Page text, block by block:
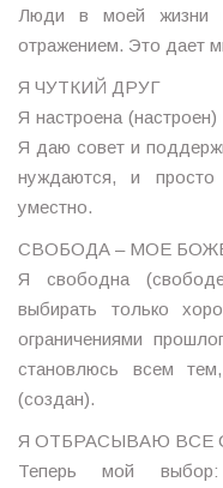
Люди в моей жизни
отражением. Это дает
Я ЧУТКИЙ ДРУГ
Я настроена
Я даю совет и
нуждаются, и
уместно.
СВОБОДА – МОЕ
Я свободна
выбирать только
ограничениями
становлюсь всем
(создан).
Я ОТБРАСЫВАЮ ВСЕ
Теперь мой